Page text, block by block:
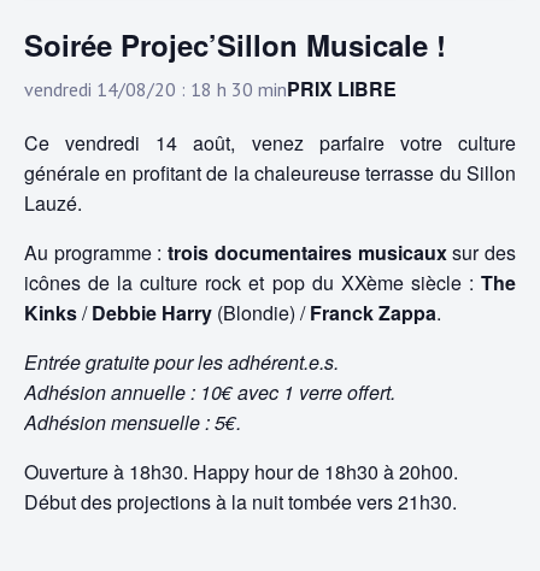
Soirée Projec’Sillon Musicale !
vendredi 14/08/20 : 18 h 30 minPRIX LIBRE
Ce vendredi 14 août, venez parfaire votre culture
générale en profitant de la chaleureuse terrasse du Sillon
Lauzé.
Au programme :trois documentaires musicauxsur des
icônes de la culture rock et pop du XXème siècle : The
Kinks/Debbie Harry (Blondie) /Franck Zappa.
Entrée gratuite pour les adhérent.e.s.
Adhésion annuelle : 10€ avec 1 verre offert.
Adhésion mensuelle : 5€.
Ouverture à 18h30. Happy hour de 18h30 à 20h00.
Début des projections à la nuit tombée vers 21h30.